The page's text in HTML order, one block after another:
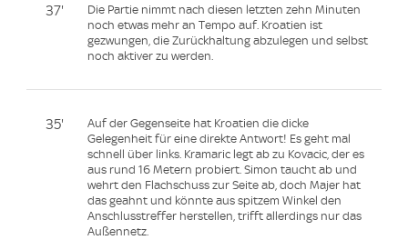
37'
Die Partie nimmt nach diesen letzten zehn Minuten
noch etwas mehr an Tempo auf. Kroatien ist
gezwungen, die Zurückhaltung abzulegen und selbst
noch aktiver zu werden.
35'
Auf der Gegenseite hat Kroatien die dicke
Gelegenheit für eine direkte Antwort! Es geht mal
schnell über links. Kramaric legt ab zu Kovacic, der es
aus rund 16 Metern probiert. Simon taucht ab und
wehrt den Flachschuss zur Seite ab, doch Majer hat
das geahnt und könnte aus spitzem Winkel den
Anschlusstreffer herstellen, trifft allerdings nur das
Außennetz.